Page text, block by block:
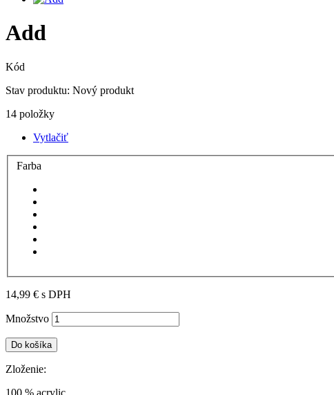
Add
Kód
Stav produktu: Nový produkt
14 položky
Vytlačiť
Farba
14,99 € s DPH
Množstvo
Do košíka
Zloženie: